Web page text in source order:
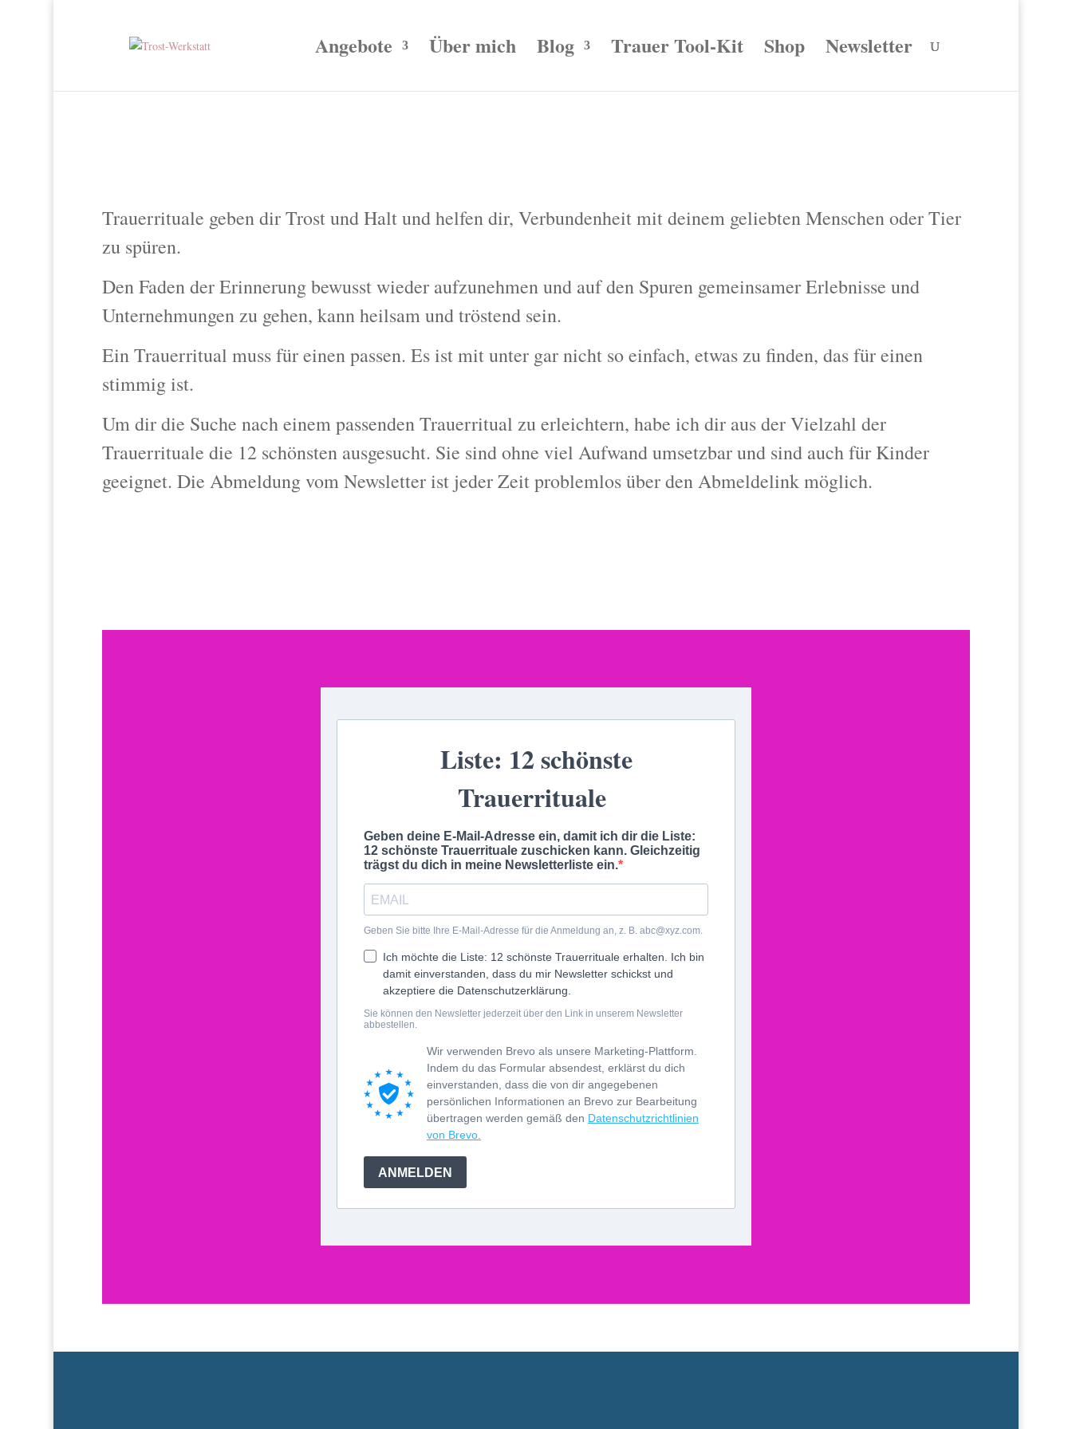
Angebote Über mich Blog Trauer Tool-Kit Shop Newsletter
Trauerrituale geben dir Trost und Halt und helfen dir, Verbundenheit mit deinem geliebten Menschen oder Tier
zu spüren.
Den Faden der Erinnerung bewusst wieder aufzunehmen und auf den Spuren gemeinsamer Erlebnisse und
Unternehmungen zu gehen, kann heilsam und tröstend sein.
Ein Trauerritual muss für einen passen. Es ist mit unter gar nicht so einfach, etwas zu finden, das für einen
stimmig ist.
Um dir die Suche nach einem passenden Trauerritual zu erleichtern, habe ich dir aus der Vielzahl der
Trauerrituale die 12 schönsten ausgesucht. Sie sind ohne viel Aufwand umsetzbar und sind auch für Kinder
geeignet. Die Abmeldung vom Newsletter ist jeder Zeit problemlos über den Abmeldelink möglich.